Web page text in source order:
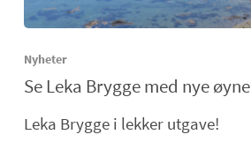
Nyheter
Se Leka Brygge med nye øyne
Leka Brygge i lekker utgave!